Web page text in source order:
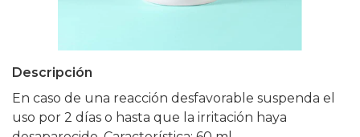
Descripción
En caso de una reacción desfavorable suspenda el
uso por 2 días o hasta que la irritación haya